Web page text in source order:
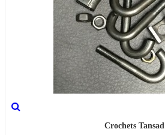
Crochets Tansad